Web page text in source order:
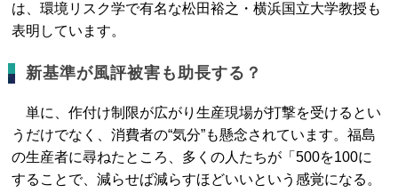
は、環境リスク学で有名な松田裕之・横浜国立大学教授も
表明しています。
新基準が風評被害も助長する？
単に、作付け制限が広がり生産現場が打撃を受けるとい
うだけでなく、消費者の“気分”も懸念されています。福島
の生産者に尋ねたところ、多くの人たちが「500を100に
することで、減らせば減らすほどいいという感覚になる。